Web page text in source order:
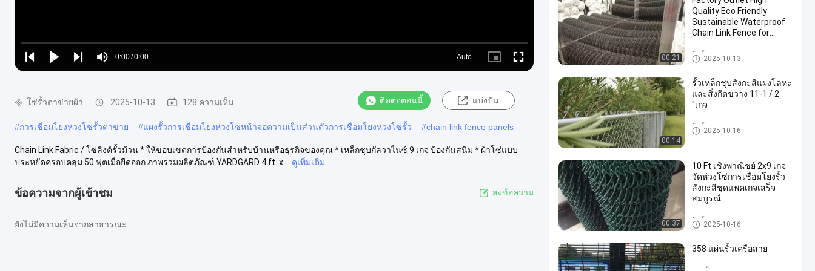
Play
Play
Play
Mute0:00/0:00
Loaded:
0%
Auto
Picture- Fullscreen
โซ่รั้วตาข่ายผ้า 2025-10-13 128 ความเห็น ติดต่อตอนนี้ แบ่งปัน
#การเชื่อมโยงห่วงโซ่รั้วตาข่าย #แผงรั้วการเชื่อมโยงห่วงโซ่หน้าจอความเป็นส่วนตัวการเชื่อมโยงห่วงโซ่รั้ว #chain link fence panels
Chain Link Fabric / โซ่ลิงค์รั้วม้วน * ให้ขอบเขตการป้องกันสำหรับบ้านหรือธุรกิจของคุณ * เหล็กชุบกัลวาไนซ์ 9 เกจ ป้องกันสนิม * ผ้าโซ่แบบ
ประหยัดครอบคลุม 50 ฟุตเมื่อยืดออก ภาพรวมผลิตภัณฑ์ YARDGARD 4 ft. x...
ดูเพิ่มเติม
ข้อความจากผู้เข้าชม ส่งข้อความ
ยังไม่มีความเห็นจากสาธารณะ
00:21
Quality Eco Friendly
Sustainable Waterproof
Chain Link Fence for
โซ่รั้วตาข่ายผ้า
2025-10-13
00:14
รั้วเหล็กชุบสังกะสีแผงโลหะ
และสิ่งกีดขวาง 11-1 / 2
"เกจ
โซ่รั้วตาข่ายผ้า
2025-10-16
00:37
10 Ft เชิงพาณิชย์ 2x9 เกจ
วัดห่วงโซ่การเชื่อมโยงรั้ว
สังกะสีชุดแพคเกจเสร็จ
สมบูรณ์
โซ่รั้วตาข่ายผ้า
2025-10-16
358 แผ่นรั้วเครือสาย